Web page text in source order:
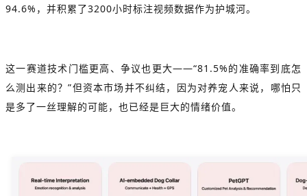
94.6%，并积累了3200小时标注视频数据作为护城河。
这一赛道技术门槛更高、争议也更大——“81.5%的准确率到底怎
么测出来的？”但资本市场并不纠结，因为对养宠人来说，哪怕只
是多了一丝理解的可能，也已经是巨大的情绪价值。